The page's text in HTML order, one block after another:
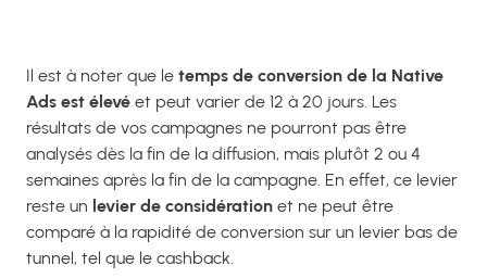
Il est à noter que le temps de conversion de la Native
Ads est élevé et peut varier de 12 à 20 jours. Les
résultats de vos campagnes ne pourront pas être
analysés dès la fin de la diffusion, mais plutôt 2 ou 4
semaines après la fin de la campagne. En effet, ce levier
reste un levier de considération et ne peut être
comparé à la rapidité de conversion sur un levier bas de
tunnel, tel que le cashback.